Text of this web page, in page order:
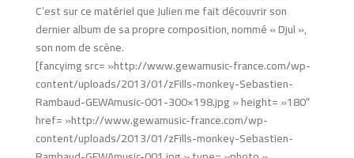
C’est sur ce matériel que Julien me fait découvrir son
dernier album de sa propre composition, nommé « Djul »,
son nom de scène.
[fancyimg src= »http://www.gewamusic-france.com/wp-
content/uploads/2013/01/zFills-monkey-Sebastien-
Rambaud-GEWAmusic-001-300×198.jpg » height= »180″
href= »http://www.gewamusic-france.com/wp-
content/uploads/2013/01/zFills-monkey-Sebastien-